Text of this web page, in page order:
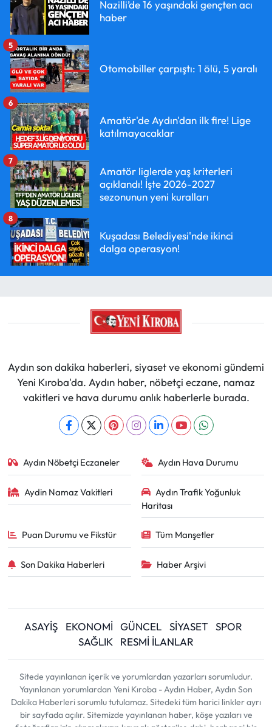
Nazilli’de 16 yaşındaki gençten acı
haber
Otomobiller çarpıştı: 1 ölü, 5 yaralı
5
Amatör'de Aydın'dan ilk fire! Lige
katılmayacaklar
6
Amatör liglerde yaş kriterleri
açıklandı! İşte 2026-2027
sezonunun yeni kuralları
7
Kuşadası Belediyesi'nde ikinci
dalga operasyon!
8
Aydın son dakika haberleri, siyaset ve ekonomi gündemi
Yeni Kıroba'da. Aydın haber, nöbetçi eczane, namaz
vakitleri ve hava durumu anlık haberlerle burada.
Aydın Nöbetçi Eczaneler Aydın Hava Durumu
Aydin Namaz Vakitleri
Aydın Trafik Yoğunluk
Haritası
Puan Durumu ve Fikstür Tüm Manşetler
Son Dakika Haberleri Haber Arşivi
ASAYİŞ EKONOMİ GÜNCEL SİYASET
SPOR
SAĞLIK
RESMİ İLANLAR
Sitede yayınlanan içerik ve yorumlardan yazarları sorumludur.
Yayınlanan yorumlardan Yeni Kıroba - Aydın Haber, Aydın Son
Dakika Haberleri sorumlu tutulamaz. Sitedeki tüm harici linkler ayrı
bir sayfada açılır. Sitemizde yayınlanan haber, köşe yazıları ve